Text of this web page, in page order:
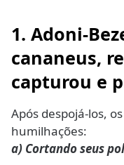
1. Adoni-
cananeus,
capturou e
Após despojá-los,
humilhações:
a) Cortando seus